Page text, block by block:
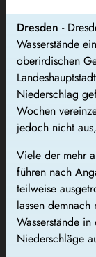
Dresden -
Wasserstände
oberirdischen
Niederschlag
Wochen
jedoch nicht
Viele der mehr
führen nach
teilweise
lassen
Wasserstände
Niederschläge